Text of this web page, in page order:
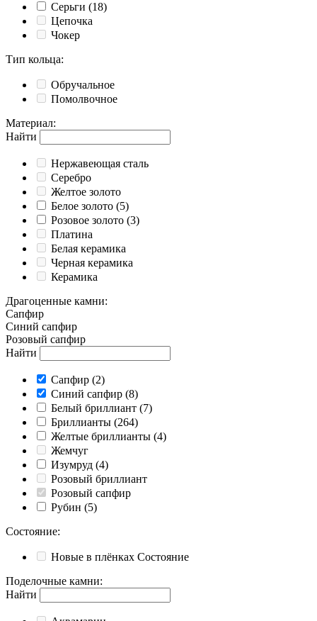
Серьги (18)
Цепочка
Чокер
Тип кольца:
Обручальное
Помолвочное
Материал:
Найти
Нержавеющая сталь
Серебро
Желтое золото
Белое золото (5)
Розовое золото (3)
Платина
Белая керамика
Черная керамика
Керамика
Драгоценные камни:
Cапфир
Cиний сапфир
Розовый сапфир
Найти
Cапфир (2)
Cиний сапфир (8)
Белый бриллиант (7)
Бриллианты (264)
Желтые бриллианты (4)
Жемчуг
Изумруд (4)
Розовый бриллиант
Розовый сапфир
Рубин (5)
Состояние:
Новые в плёнках Состояние
Поделочные камни:
Найти